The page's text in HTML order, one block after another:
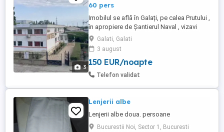
3
60 pers
Imobilul se află în Galați, pe calea Prutului ,
în apropiere de Șantierul Naval , vizavi
piața rusilor . Imobilul are 18 camere , 4
grupuri sanitare ( wc, duș, chiuvetă ) . Se
oferă și sala de mese cu bucătărie și grup
sanitar . Imobil are curte proprie , grătar .
Perioada de închiriere este de minim ...
Galati, Galati
3 august
150 EUR/noapte
Telefon validat
Lenjerii albe
Lenjerii albe doua. persoane
Bucurestii Noi, Sector 1, Bucuresti